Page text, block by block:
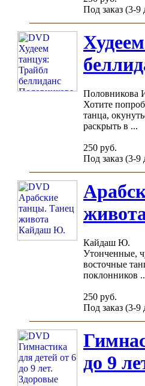
Под заказ (3-9
Половникова
Хотите
танца,
раскрыть в ...
250 руб.
Под заказ (3-9
Кайдаш Ю.
Утонченные,
восточные
поклонников
250 руб.
Под заказ (3-9
до 9